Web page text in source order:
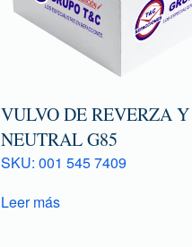
VULVO DE REVERZA Y
NEUTRAL G85
SKU: 001 545 7409
Leer más